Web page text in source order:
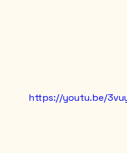
https://youtu.be/